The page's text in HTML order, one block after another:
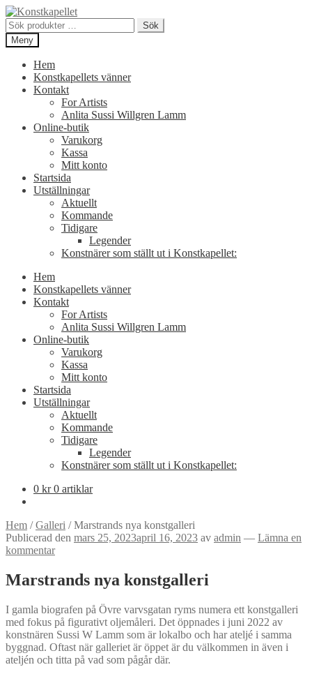
Hoppa
till
navigering
Hoppa
till
innehåll
Sök
efter:
Sök
Meny
Hem
Konstkapellets vänner
Kontakt
For Artists
Anlita Sussi Willgren Lamm
Online-butik
Varukorg
Kassa
Mitt konto
Startsida
Utställningar
Aktuellt
Kommande
Tidigare
Legender
Konstnärer som ställt ut i Konstkapellet:
Hem
Konstkapellets vänner
Kontakt
For Artists
Anlita Sussi Willgren Lamm
Online-butik
Varukorg
Kassa
Mitt konto
Startsida
Utställningar
Aktuellt
Kommande
Tidigare
Legender
Konstnärer som ställt ut i Konstkapellet:
0 kr 0 artiklar
Hem /Galleri /Marstrands nya konstgalleri
Publicerad den mars 25, 2023april 16, 2023 av admin — Lämna en
kommentar
Marstrands nya konstgalleri
I gamla biografen på Övre varvsgatan ryms numera ett konstgalleri
med fokus på figurativt oljemåleri. Det öppnades i juni 2022 av
konstnären Sussi W Lamm som är lokalbo och har ateljé i samma
byggnad. Oftast när galleriet är öppet är du välkommen in även i
ateljén och titta på vad som pågår där.